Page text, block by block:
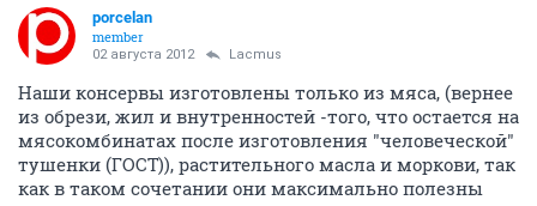
porcelan
member
02 августа 2012 Lacmus
Наши консервы изготовлены только из мяса, (вернее
из обрези, жил и внутренностей -того, что остается на
мясокомбинатах после изготовления "человеческой"
тушенки (ГОСТ)), растительного масла и моркови, так
как в таком сочетании они максимально полезны